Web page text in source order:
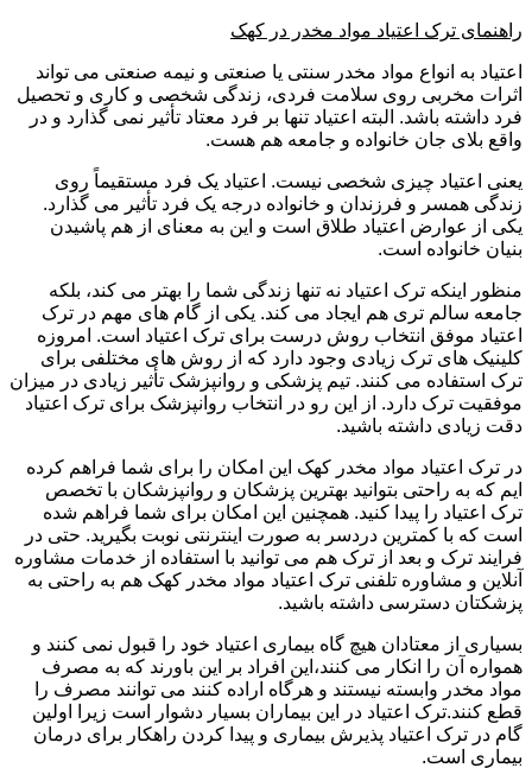
راهنمای ترک اعتیاد مواد مخدر در کهک
اعتیاد به انواع مواد مخدر سنتی یا صنعتی و نیمه صنعتی می تواند
اثرات مخربی روی سلامت فردی، زندگی شخصی و کاری و تحصیل
فرد داشته باشد. البته اعتیاد تنها بر فرد معتاد تأثیر نمی گذارد و در
واقع بلای جان خانواده و جامعه هم هست.
یعنی اعتیاد چیزی شخصی نیست. اعتیاد یک فرد مستقیماً روی
زندگی همسر و فرزندان و خانواده درجه یک فرد تأثیر می گذارد.
یکی از عوارض اعتیاد طلاق است و این به معنای از هم پاشیدن
بنیان خانواده است.
منظور اینکه ترک اعتیاد نه تنها زندگی شما را بهتر می کند، بلکه
جامعه سالم تری هم ایجاد می کند. یکی از گام های مهم در ترک
اعتیاد موفق انتخاب روش درست برای ترک اعتیاد است. امروزه
کلینیک های ترک زیادی وجود دارد که از روش های مختلفی برای
ترک استفاده می کنند. تیم پزشکی و روانپزشک تأثیر زیادی در میزان
موفقیت ترک دارد. از این رو در انتخاب روانپزشک برای ترک اعتیاد
دقت زیادی داشته باشید.
در ترک اعتیاد مواد مخدر کهک این امکان را برای شما فراهم کرده
ایم که به راحتی بتوانید بهترین پزشکان و روانپزشکان با تخصص
ترک اعتیاد را پیدا کنید. همچنین این امکان برای شما فراهم شده
است که با کمترین دردسر به صورت اینترنتی نوبت بگیرید. حتی در
فرایند ترک و بعد از ترک هم می توانید با استفاده از خدمات مشاوره
آنلاین و مشاوره تلفنی ترک اعتیاد مواد مخدر کهک هم به راحتی به
پزشکتان دسترسی داشته باشید.
بسیاری از معتادان هیچ گاه بیماری اعتیاد خود را قبول نمی کنند و
همواره آن را انکار می کنند،این افراد بر این باورند که به مصرف
مواد مخدر وابسته نیستند و هرگاه اراده کنند می توانند مصرف را
قطع کنند.ترک اعتیاد در این بیماران بسیار دشوار است زیرا اولین
گام در ترک اعتیاد پذیرش بیماری و پیدا کردن راهکار برای درمان
بیماری است.